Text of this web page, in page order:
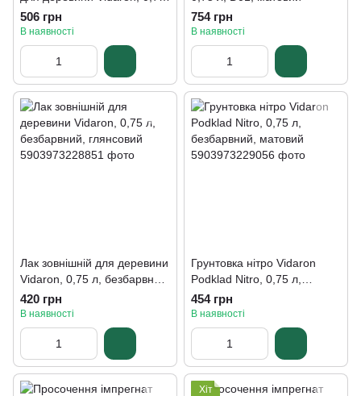
л, L01 безбарвний,
глянсовий
506 грн
В наявності
754 грн
В наявності
Лак зовнішній для деревини
Vidaron, 0,75 л, безбарвний,
глянсовий
420 грн
В наявності
Грунтовка нітро Vidaron
Podklad Nitro, 0,75 л,
безбарвний, матовий
454 грн
В наявності
Хіт